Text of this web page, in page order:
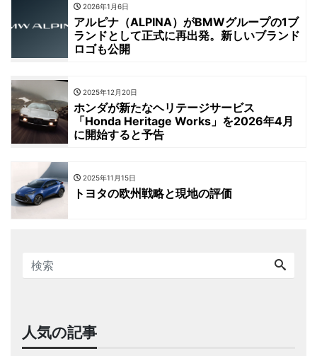
2026年1月6日
アルピナ（ALPINA）がBMWグループの1ブ
ランドとして正式に再出発。新しいブランド
ロゴも公開
2025年12月20日
ホンダが新たなヘリテージサービス
「Honda Heritage Works」を2026年4月
に開始すると予告
2025年11月15日
トヨタの欧州戦略と現地の評価
人気の記事